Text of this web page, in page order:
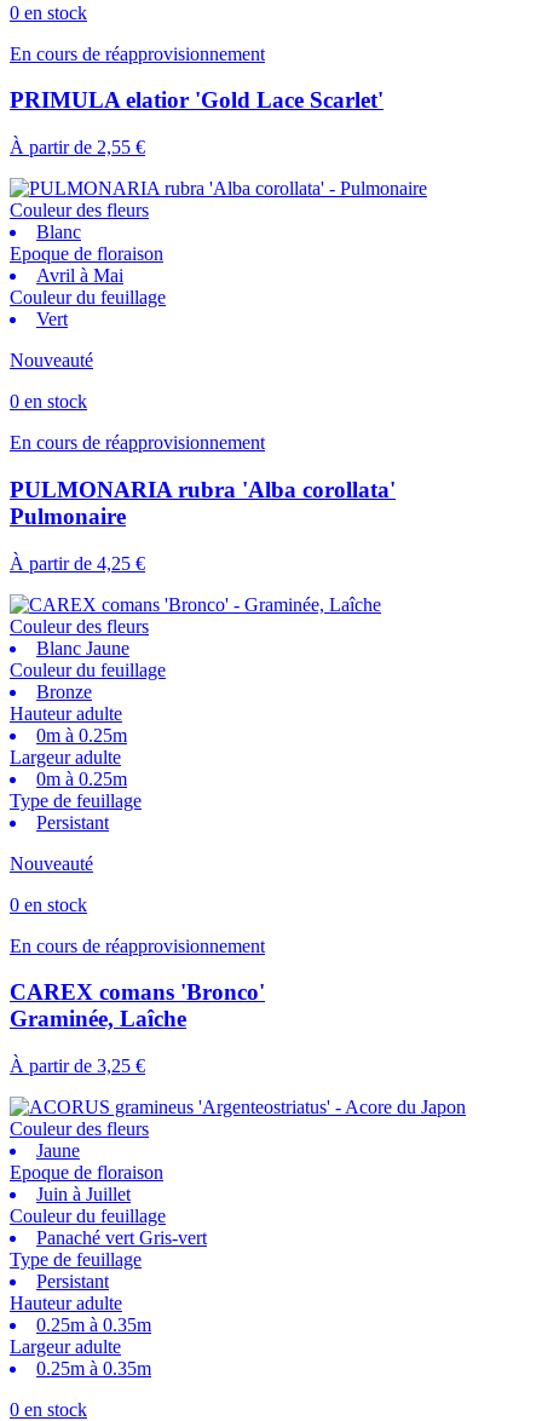
0 en stock
En cours de réapprovisionnement
PRIMULA elatior 'Gold Lace Scarlet'
À partir de 2,55 €
Couleur des fleurs
Blanc
Epoque de floraison
Avril à Mai
Couleur du feuillage
Vert
Nouveauté
0 en stock
En cours de réapprovisionnement
PULMONARIA rubra 'Alba corollata'
Pulmonaire
À partir de 4,25 €
Couleur des fleurs
Blanc Jaune
Couleur du feuillage
Bronze
Hauteur adulte
0m à 0.25m
Largeur adulte
0m à 0.25m
Type de feuillage
Persistant
Nouveauté
0 en stock
En cours de réapprovisionnement
CAREX comans 'Bronco'
Graminée, Laîche
À partir de 3,25 €
Couleur des fleurs
Jaune
Epoque de floraison
Juin à Juillet
Couleur du feuillage
Panaché vert Gris-vert
Type de feuillage
Persistant
Hauteur adulte
0.25m à 0.35m
Largeur adulte
0.25m à 0.35m
0 en stock